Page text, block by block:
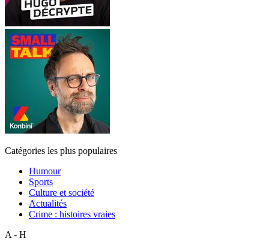
Catégories les plus populaires
Humour
Sports
Culture et société
Actualités
Crime : histoires vraies
A - H